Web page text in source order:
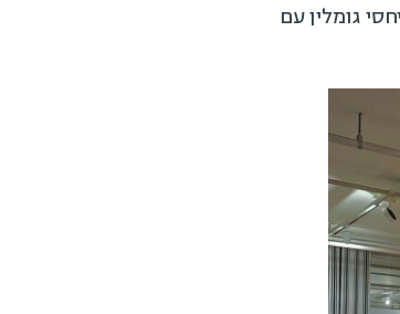
גומלין עם